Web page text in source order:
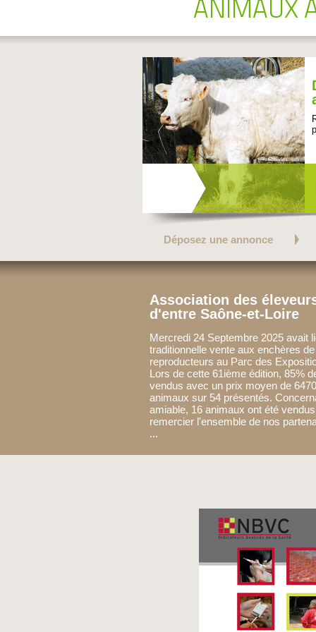
ANIMAUX
Déposez une annonce
Association des
d'entre Saône-et-Loire
Mercredi 24 Septembre 2025 avait
traditionnelle vente aux enchères
reproducteurs au Parc des
Lors de cette 61ième édition, 85%
vendus avec un prix moyen de
animaux sur 54 présentés.
amiable, 16 animaux ont été
remercier l'ensemble de nos
...